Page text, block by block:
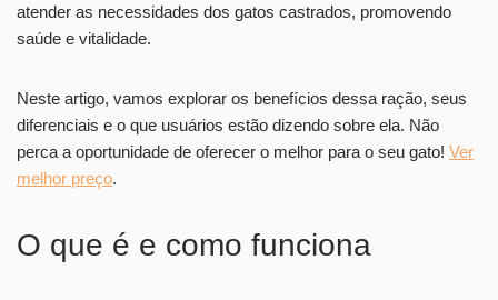
atender as necessidades dos gatos castrados, promovendo
saúde e vitalidade.
Neste artigo, vamos explorar os benefícios dessa ração, seus
diferenciais e o que usuários estão dizendo sobre ela. Não
perca a oportunidade de oferecer o melhor para o seu gato! Ver
melhor preço.
O que é e como funciona